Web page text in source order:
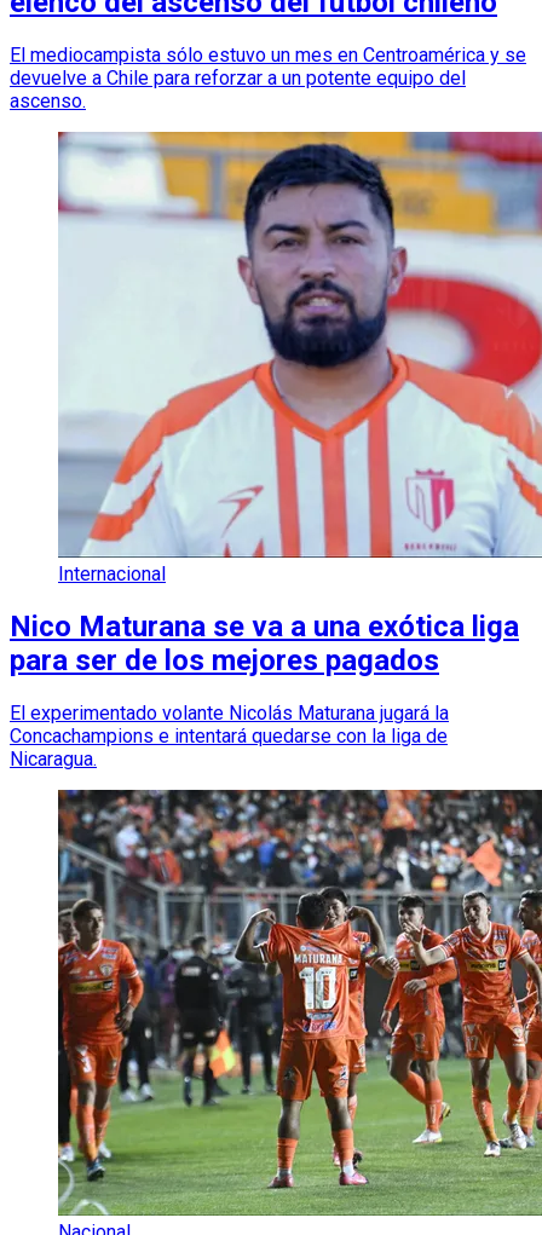
El mediocampista sólo estuvo un mes en Centroamérica y se
devuelve a Chile para reforzar a un potente equipo del
ascenso.
Internacional
Nico Maturana se va a una exótica liga
para ser de los mejores pagados
El experimentado volante Nicolás Maturana jugará la
Concachampions e intentará quedarse con la liga de
Nicaragua.